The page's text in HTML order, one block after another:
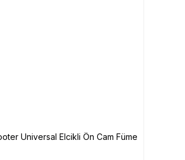
Universal Elcikli Ön Cam Füme